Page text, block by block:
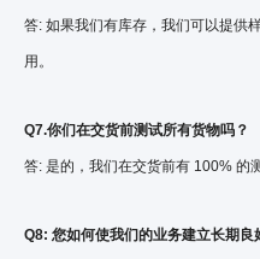
答: 如果我们有库存，我们可以提供
用。
Q7.你们在交货前测试所有货物吗？
答: 是的，我们在交货前有 100% 的
Q8: 您如何使我们的业务建立长期良